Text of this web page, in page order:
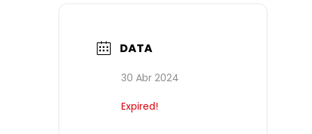
DATA
30 Abr 2024
Expired!